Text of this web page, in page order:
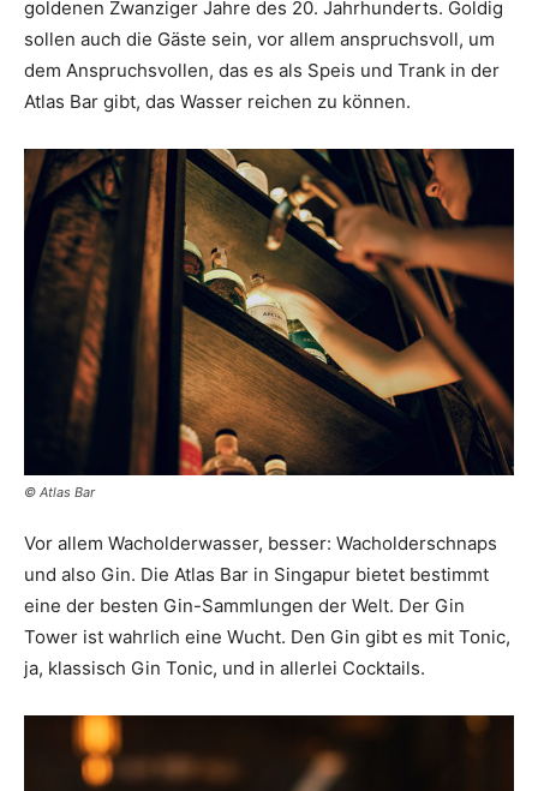
goldenen Zwanziger Jahre des 20. Jahrhunderts. Goldig
sollen auch die Gäste sein, vor allem anspruchsvoll, um
dem Anspruchsvollen, das es als Speis und Trank in der
Atlas Bar gibt, das Wasser reichen zu können.
© Atlas Bar
Vor allem Wacholderwasser, besser: Wacholderschnaps
und also Gin. Die Atlas Bar in Singapur bietet bestimmt
eine der besten Gin-Sammlungen der Welt. Der Gin
Tower ist wahrlich eine Wucht. Den Gin gibt es mit Tonic,
ja, klassisch Gin Tonic, und in allerlei Cocktails.